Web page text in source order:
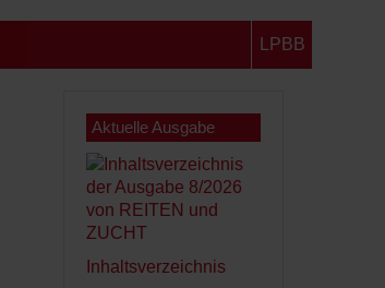
LPBB
Aktuelle Ausgabe
Inhaltsverzeichnis